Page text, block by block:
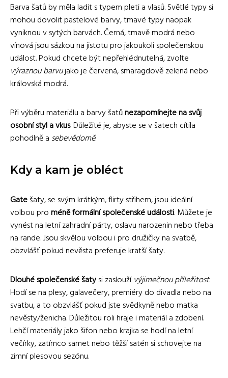
Barva šatů by měla ladit s typem pleti a vlasů. Světlé typy si
mohou dovolit pastelové barvy, tmavé typy naopak
vyniknou v sytých barvách. Černá, tmavě modrá nebo
vínová jsou sázkou na jistotu pro jakoukoli společenskou
událost. Pokud chcete být nepřehlédnutelná, zvolte
výraznou barvujako je červená, smaragdově zelená nebo
královská modrá.
Při výběru materiálu a barvy šatůnezapomínejte na svůj
osobní styl a vkus. Důležité je, abyste se v šatech cítila
pohodlně a sebevědomě.
Kdy a kam je obléct
Gatešaty, se svým krátkým, flirty střihem, jsou ideální
volbou proméně formální společenské události. Můžete je
vynést na letní zahradní párty, oslavu narozenin nebo třeba
na rande. Jsou skvělou volbou i pro družičky na svatbě,
obzvlášť pokud nevěsta preferuje kratší šaty.
Dlouhé společenské šatysi zasloužívýjimečnou příležitost.
Hodí se na plesy, galavečery, premiéry do divadla nebo na
svatbu, a to obzvlášť pokud jste svědkyně nebo matka
nevěsty/ženicha. Důležitou roli hraje i materiál a zdobení.
Lehčí materiály jako šifon nebo krajka se hodí na letní
večírky, zatímco samet nebo těžší satén si schovejte na
zimní plesovou sezónu.